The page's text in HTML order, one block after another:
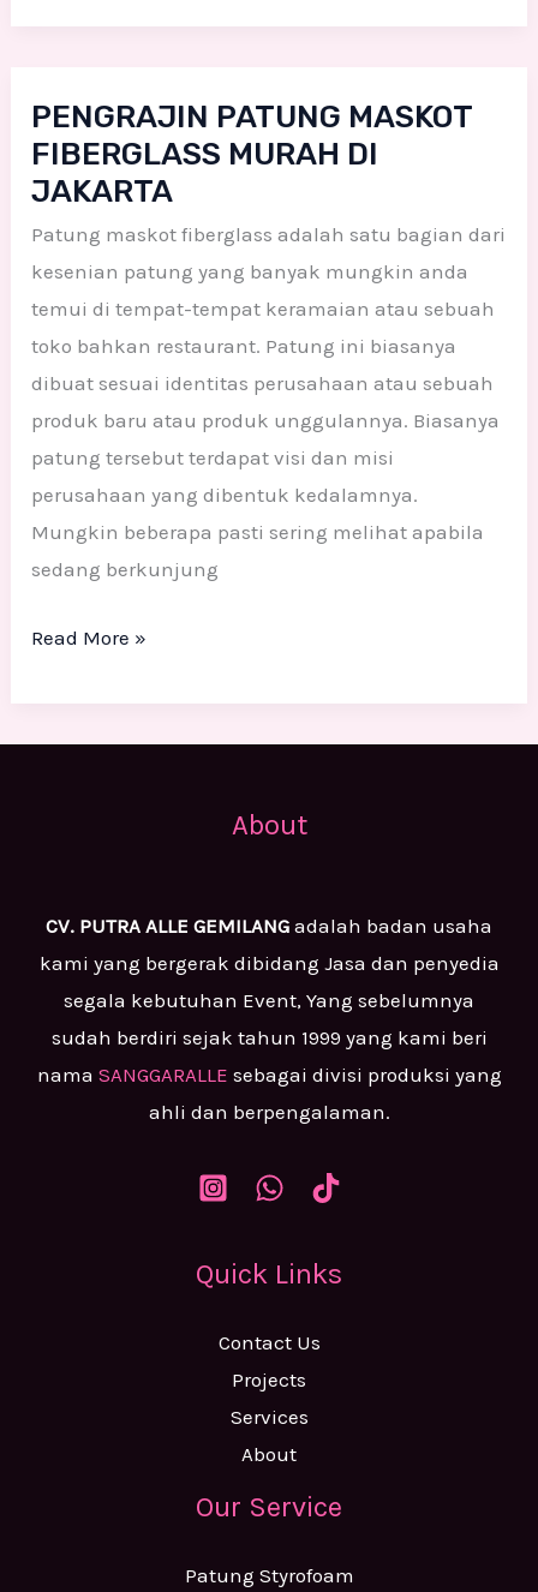
PENGRAJIN PATUNG MASKOT
FIBERGLASS MURAH DI
JAKARTA
Patung maskot fiberglass adalah satu bagian dari
kesenian patung yang banyak mungkin anda
temui di tempat-tempat keramaian atau sebuah
toko bahkan restaurant. Patung ini biasanya
dibuat sesuai identitas perusahaan atau sebuah
produk baru atau produk unggulannya. Biasanya
patung tersebut terdapat visi dan misi
perusahaan yang dibentuk kedalamnya.
Mungkin beberapa pasti sering melihat apabila
sedang berkunjung
PATUNG
MASKOT
FIBERGLASS
MURAH
DI
JAKARTA
Read More »
About
CV. PUTRA ALLE GEMILANG adalah badan usaha
kami yang bergerak dibidang Jasa dan penyedia
segala kebutuhan Event, Yang sebelumnya
sudah berdiri sejak tahun 1999 yang kami beri
nama SANGGARALLE sebagai divisi produksi yang
ahli dan berpengalaman.
Quick Links
Contact Us
Projects
Services
About
Our Service
Patung Styrofoam